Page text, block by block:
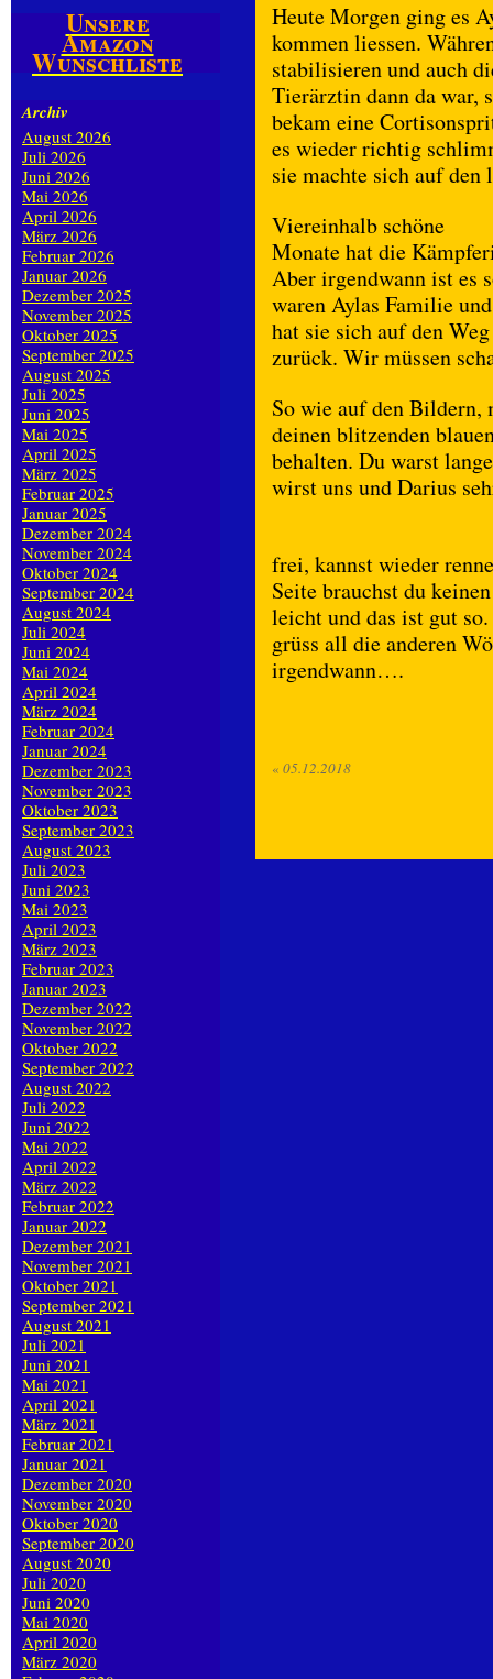
Heute Morgen ging es
kommen liessen.
stabilisieren und auch
Tierärztin dann da war,
bekam eine
es wieder richtig
sie machte sich auf den
Viereinhalb schöne
Monate hat die
Aber irgendwann ist es
waren Aylas Familie
hat sie sich auf den
zurück. Wir müssen
So wie auf den
deinen blitzenden
behalten. Du warst
wirst uns und Darius
frei, kannst wieder
Seite brauchst du
leicht und das ist gut
grüss all die anderen
irgendwann….
« 05.12.2018
Unsere
Amazon
Wunschliste
Archiv
August 2026
Juli 2026
Juni 2026
Mai 2026
April 2026
März 2026
Februar 2026
Januar 2026
Dezember 2025
November 2025
Oktober 2025
September 2025
August 2025
Juli 2025
Juni 2025
Mai 2025
April 2025
März 2025
Februar 2025
Januar 2025
Dezember 2024
November 2024
Oktober 2024
September 2024
August 2024
Juli 2024
Juni 2024
Mai 2024
April 2024
März 2024
Februar 2024
Januar 2024
Dezember 2023
November 2023
Oktober 2023
September 2023
August 2023
Juli 2023
Juni 2023
Mai 2023
April 2023
März 2023
Februar 2023
Januar 2023
Dezember 2022
November 2022
Oktober 2022
September 2022
August 2022
Juli 2022
Juni 2022
Mai 2022
April 2022
März 2022
Februar 2022
Januar 2022
Dezember 2021
November 2021
Oktober 2021
September 2021
August 2021
Juli 2021
Juni 2021
Mai 2021
April 2021
März 2021
Februar 2021
Januar 2021
Dezember 2020
November 2020
Oktober 2020
September 2020
August 2020
Juli 2020
Juni 2020
Mai 2020
April 2020
März 2020